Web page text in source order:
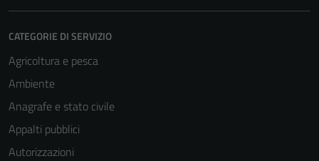
CATEGORIE DI SERVIZIO
Agricoltura e pesca
Ambiente
Anagrafe e stato civile
Appalti pubblici
Autorizzazioni